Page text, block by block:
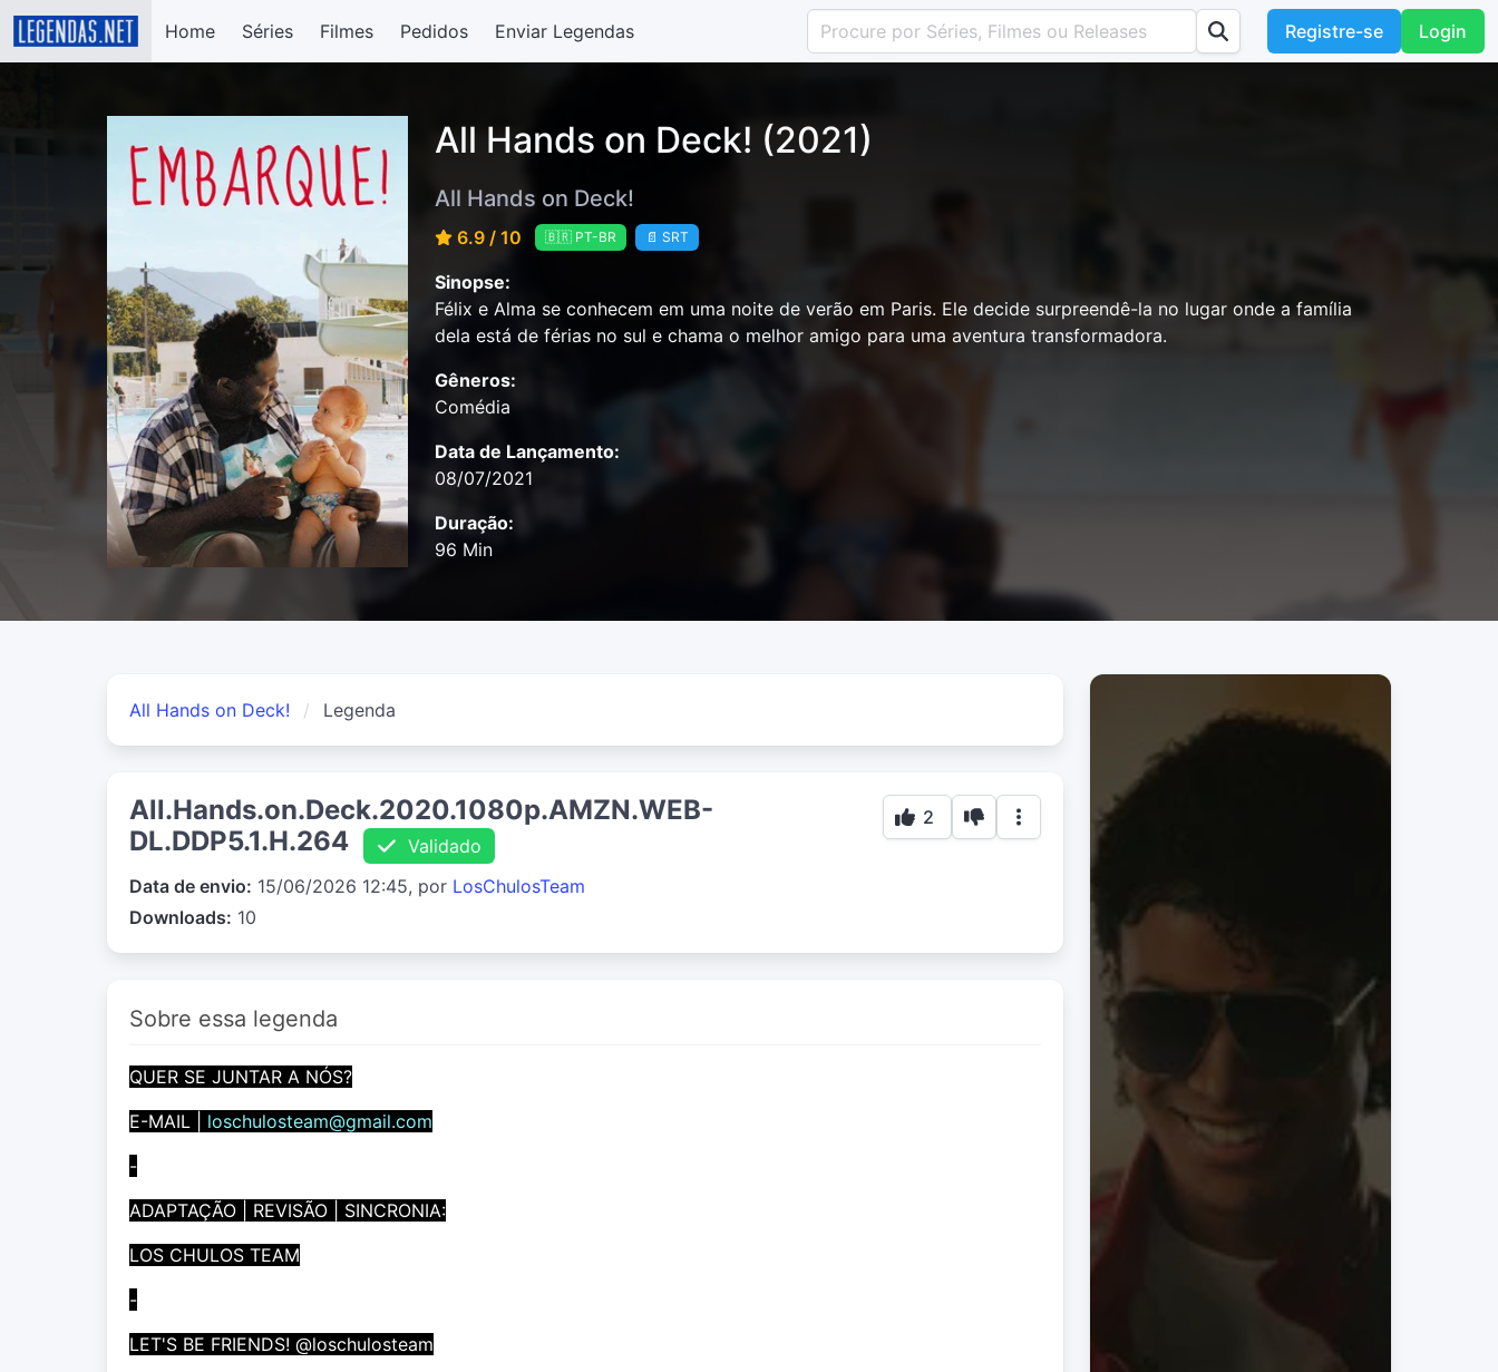
Home Séries Filmes Pedidos Enviar Legendas Registre-se Login
All Hands on Deck! (2021)
All Hands on Deck!
6.9 / 10 🇧🇷 PT-BR 📄 SRT
Sinopse:
Félix e Alma se conhecem em uma noite de verão em Paris. Ele decide surpreendê-la no lugar onde a família
dela está de férias no sul e chama o melhor amigo para uma aventura transformadora.
Gêneros:
Comédia
Data de Lançamento:
08/07/2021
Duração:
96 Min
All Hands on Deck! Legenda
All.Hands.on.Deck.2020.1080p.AMZN.WEB-
DL.DDP5.1.H.264
Validado
Data de envio: 15/06/2026 12:45, por LosChulosTeam
Downloads: 10
2
Sobre essa legenda
QUER SE JUNTAR A NÓS?
E-MAIL | loschulosteam@gmail.com
-
ADAPTAÇÃO | REVISÃO | SINCRONIA:
LOS CHULOS TEAM
-
LET'S BE FRIENDS! @loschulosteam